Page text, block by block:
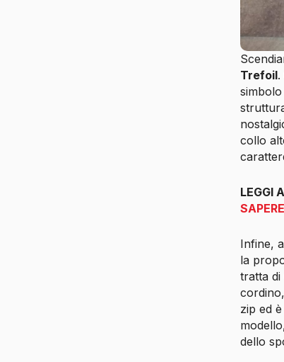
Trefoil.
collo
LEGGI
SAPERE
Infine,
la
tratta
zip ed
dello